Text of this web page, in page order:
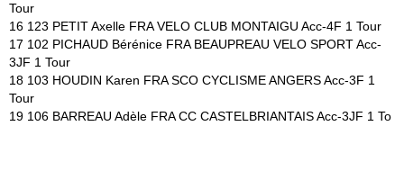
Tour
16 123 PETIT Axelle FRA VELO CLUB MONTAIGU Acc-4F 1 Tour
17 102 PICHAUD Bérénice FRA BEAUPREAU VELO SPORT Acc-
3JF 1 Tour
18 103 HOUDIN Karen FRA SCO CYCLISME ANGERS Acc-3F 1
Tour
19 106 BARREAU Adèle FRA CC CASTELBRIANTAIS Acc-3JF 1 To